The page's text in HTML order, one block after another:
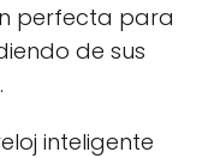
perfecta para
de sus
inteligente